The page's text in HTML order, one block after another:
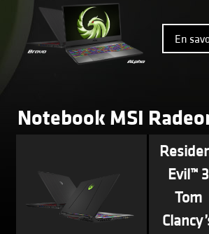
En
Notebook MSI
Evil™ 3
Tom